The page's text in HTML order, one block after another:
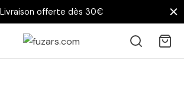
Livraison offerte dès 30€